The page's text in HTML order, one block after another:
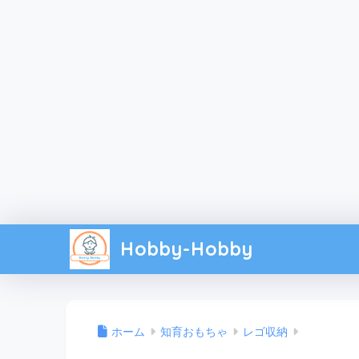
Hobby-Hobby
ホーム 知育おもちゃ レゴ収納